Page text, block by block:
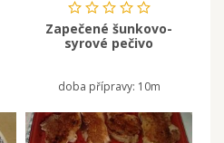
Zapečené šunkovo-
syrové pečivo
doba přípravy: 10m